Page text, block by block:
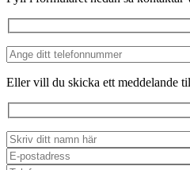
Eller vill du skicka ett meddelande